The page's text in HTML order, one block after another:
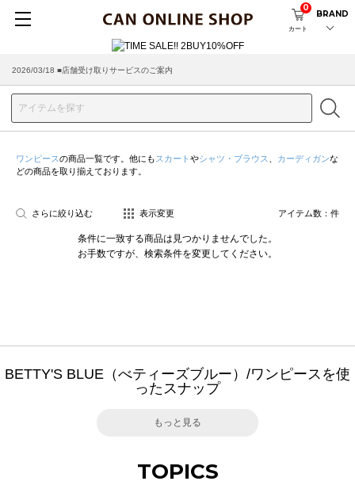
カート
0
BRAND
2026/03/18 ■店舗受け取りサービスのご案内
ワンピースの商品一覧です。他にも スカート やシャツ・ブラウス カーディガンな
どの商品を取り揃えております。
さらに絞り込む 表示変更 アイテム数： 件
条件に一致する商品は見つかりませんでした。
お手数ですが、検索条件を変更してください。
BETTY'S BLUE（べティーズブルー）/ワンピースを使
ったスナップ
もっと見る
TOPICS